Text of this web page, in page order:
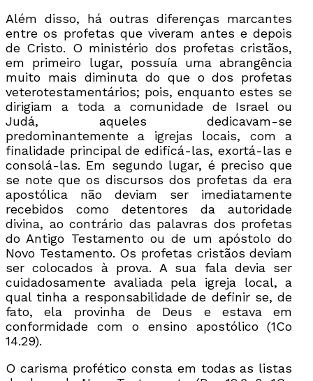
Além disso, há outras diferenças marcantes
entre os profetas que viveram antes e depois
de Cristo. O ministério dos profetas cristãos,
em primeiro lugar, possuía uma abrangência
muito mais diminuta do que o dos profetas
veterotestamentários; pois, enquanto estes se
dirigiam a toda a comunidade de Israel ou
Judá, aqueles dedicavam-se
predominantemente a igrejas locais, com a
finalidade principal de edificá-las, exortá-las e
consolá-las. Em segundo lugar, é preciso que
se note que os discursos dos profetas da era
apostólica não deviam ser imediatamente
recebidos como detentores da autoridade
divina, ao contrário das palavras dos profetas
do Antigo Testamento ou de um apóstolo do
Novo Testamento. Os profetas cristãos deviam
ser colocados à prova. A sua fala devia ser
cuidadosamente avaliada pela igreja local, a
qual tinha a responsabilidade de definir se, de
fato, ela provinha de Deus e estava em
conformidade com o ensino apostólico (1Co
14.29).
O carisma profético consta em todas as listas